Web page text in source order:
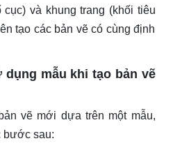
cục) và khung trang (khối tiêu
tạo các bản vẽ có cùng định
dụng mẫu khi tạo bản vẽ
vẽ mới dựa trên một mẫu,
bước sau: